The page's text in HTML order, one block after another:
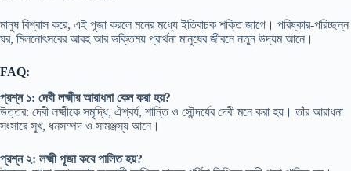
মানুষ বিশ্বাস করে, এই পূজা করলে মনের মধ্যে ইতিবাচক শক্তি জাগে। পরিষ্কার-পরিচ্ছন্ন
ঘর, মিলনোৎসবের আবহ আর ভক্তিময় প্রার্থনা মানুষের জীবনে নতুন উদ্যম আনে।
FAQ:
প্রশ্ন ১: দেবী লক্ষ্মীর আরাধনা কেন করা হয়?
উত্তর: দেবী লক্ষ্মীকে সমৃদ্ধি, ঐশ্বর্য, শান্তি ও সৌন্দর্যের দেবী মনে করা হয়। তাঁর আরাধনা
সংসারে সুখ, ধনসম্পদ ও সামঞ্জস্য আনে।
প্রশ্ন ২: লক্ষ্মী পূজা কবে পালিত হয়?